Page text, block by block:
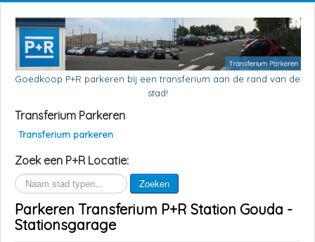
Goedkoop P+R parkeren bij een transferium aan de rand van de
stad!
Transferium Parkeren
Transferium parkeren
Zoek een P+R Locatie:
Zoeken Zoeken
Parkeren Transferium P+R Station Gouda -
Stationsgarage